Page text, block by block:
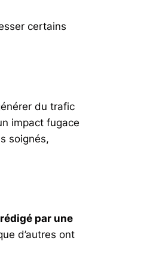
certains
du trafic
impact fugace
soignés,
par une
d’autres ont